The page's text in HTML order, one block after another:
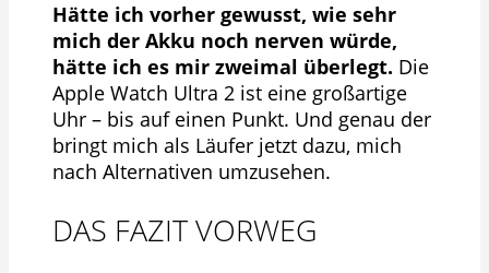
Hätte ich vorher gewusst, wie sehr
mich der Akku noch nerven würde,
hätte ich es mir zweimal überlegt. Die
Apple Watch Ultra 2 ist eine großartige
Uhr – bis auf einen Punkt. Und genau der
bringt mich als Läufer jetzt dazu, mich
nach Alternativen umzusehen.
DAS FAZIT VORWEG